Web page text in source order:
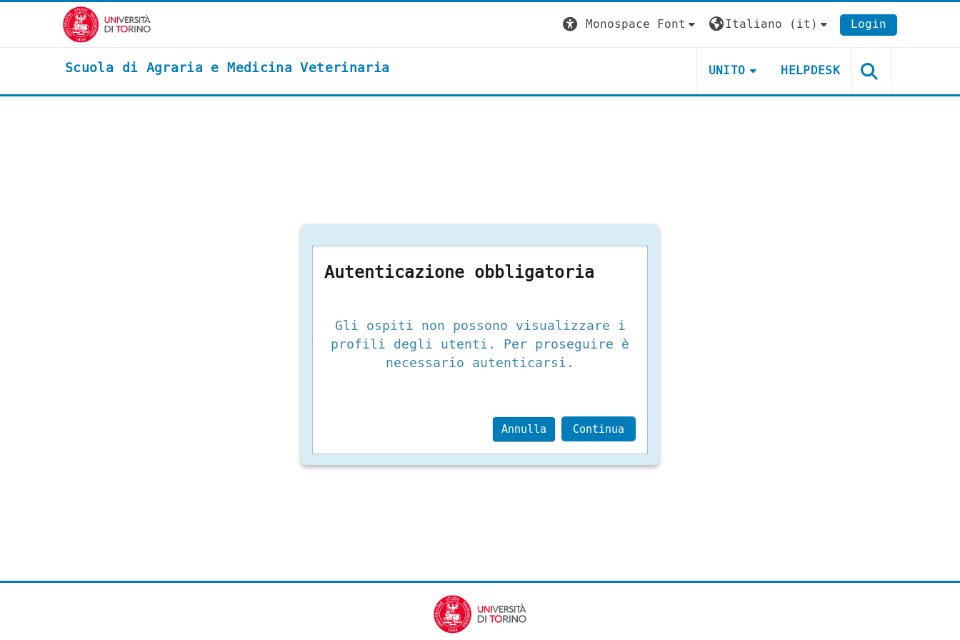
Vai al contenuto principale
Monospace Font
Italiano ‎(it)‎ Login
Scuola di Agraria e Medicina Veterinaria UNITO HELPDESK
Autenticazione obbligatoria
Gli ospiti non possono visualizzare i
profili degli utenti. Per proseguire è
necessario autenticarsi.
Annulla Continua